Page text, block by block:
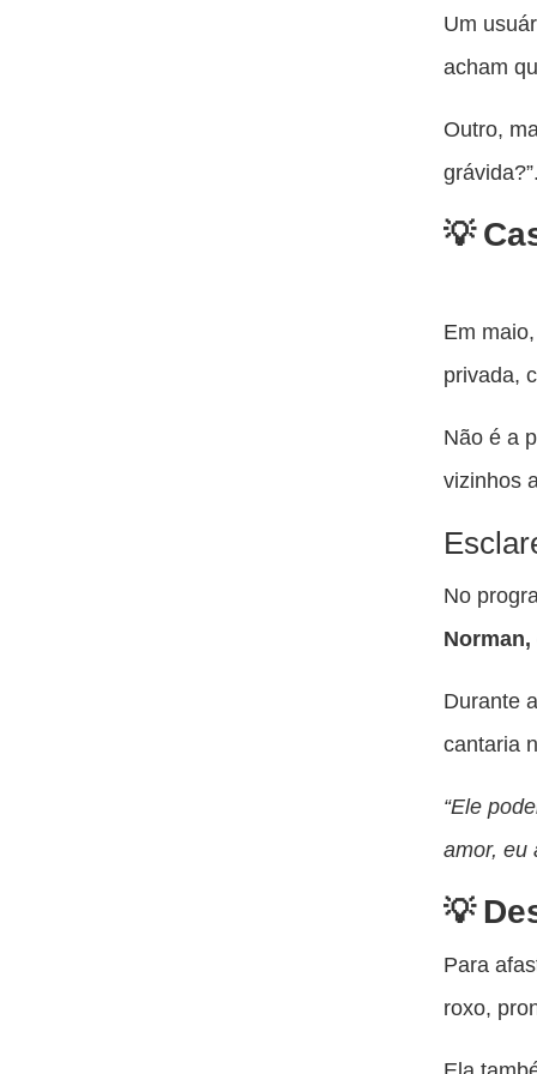
Um
acham
Outro,
grávida?”.
Em
privada,
Não é a
vizinhos
No
Durante
cantaria
“Ele
amor, eu
Para
roxo,